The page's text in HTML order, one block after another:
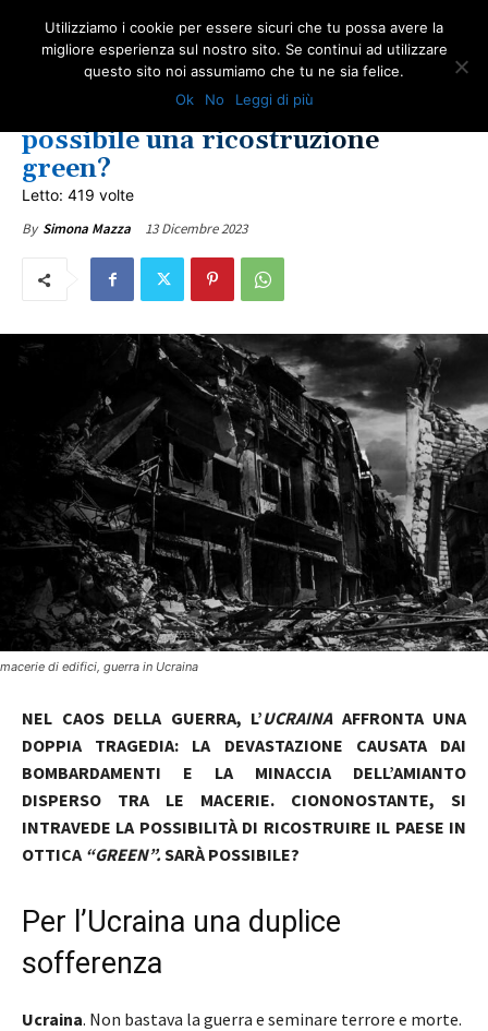
IN PRIMO PIANO
Ucraina: guerra e amianto. È
possibile una ricostruzione
green?
Letto: 419 volte
By Simona Mazza 13 Dicembre 2023
macerie di edifici, guerra in Ucraina
NEL CAOS DELLA GUERRA, L’UCRAINAAFFRONTA UNA
DOPPIA TRAGEDIA: LA DEVASTAZIONE CAUSATA DAI
BOMBARDAMENTI E LA MINACCIA DELL’AMIANTO
DISPERSO TRA LE MACERIE. CIONONOSTANTE, SI
INTRAVEDE LA POSSIBILITÀ DI RICOSTRUIRE IL PAESE IN
OTTICA “GREEN”.SARÀ POSSIBILE?
Per l’Ucraina una duplice
sofferenza
Ucraina. Non bastava la guerra e seminare terrore e morte.
Utilizziamo i cookie per essere sicuri che tu possa avere la
migliore esperienza sul nostro sito. Se continui ad utilizzare
questo sito noi assumiamo che tu ne sia felice.
Ok
No Leggi di più